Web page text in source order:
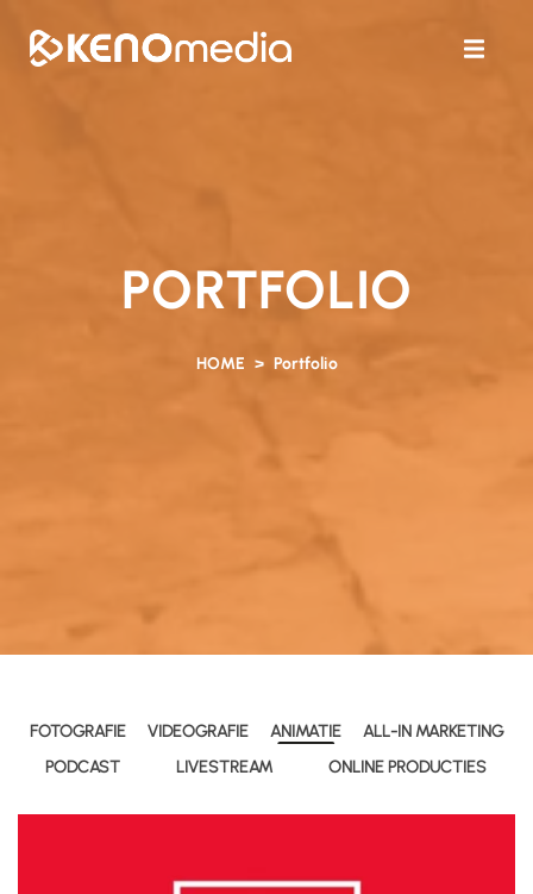
PORTFOLIO
HOME Portfolio
FOTOGRAFIE VIDEOGRAFIE ANIMATIE
ALL-IN MARKETING
PODCAST
LIVESTREAM ONLINE PRODUCTIES